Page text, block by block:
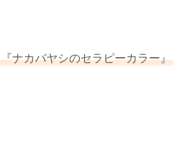
『ナカバヤシのセラピーカラー』